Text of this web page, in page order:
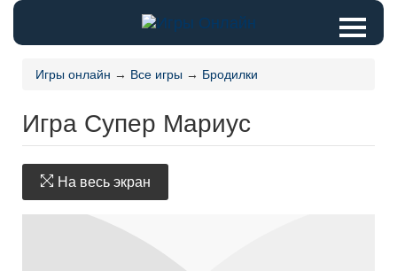
Игры онлайн → Все игры → Бродилки
Игра Супер Мариус
На весь экран